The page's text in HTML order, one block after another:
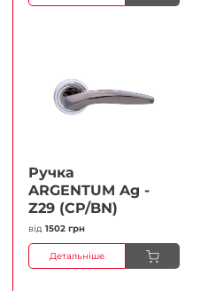
Ручка
ARGENTUM Ag -
Z29 (CP/BN)
від 1502 грн
Детальніше